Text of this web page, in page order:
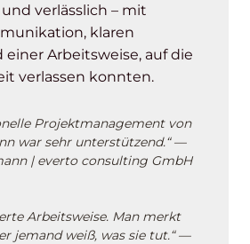
verlässlich – mit
klaren
einer Arbeitsweise, auf die
verlassen konnten.
Projektmanagement von
war sehr unterstützend.“ —
| everto consulting GmbH
Arbeitsweise. Man merkt
jemand weiß, was sie tut.“ —